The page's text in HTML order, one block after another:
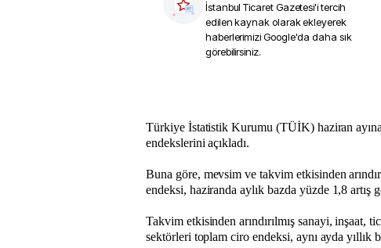
İstanbul Ticaret Gazetesi'i tercih
edilen kaynak olarak ekleyerek
haberlerimizi Google'da daha sık
görebilirsiniz.
Türkiye İstatistik Kurumu (TÜİK) haziran
endekslerini açıkladı.
Buna göre, mevsim ve takvim etkisinden
endeksi, haziranda aylık bazda yüzde 1,8 artış
Takvim etkisinden arındırılmış sanayi, inşaat,
sektörleri toplam ciro endeksi, aynı ayda yıllık